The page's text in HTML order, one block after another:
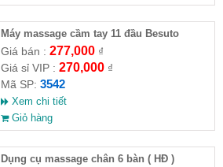
Máy massage cầm tay 11 đầu Besuto
Giá bán : 277,000₫
Giá sỉ VIP : 270,000₫
Mã SP: 3542
Xem chi tiết
Giỏ hàng
Dụng cụ massage chân 6 bàn ( HĐ )